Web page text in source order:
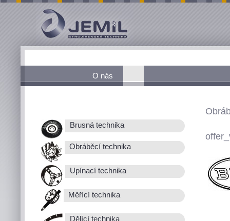
O nás
Brusná technika
Obráběcí technika
Upínací technika
Měřící technika
Dělící technika